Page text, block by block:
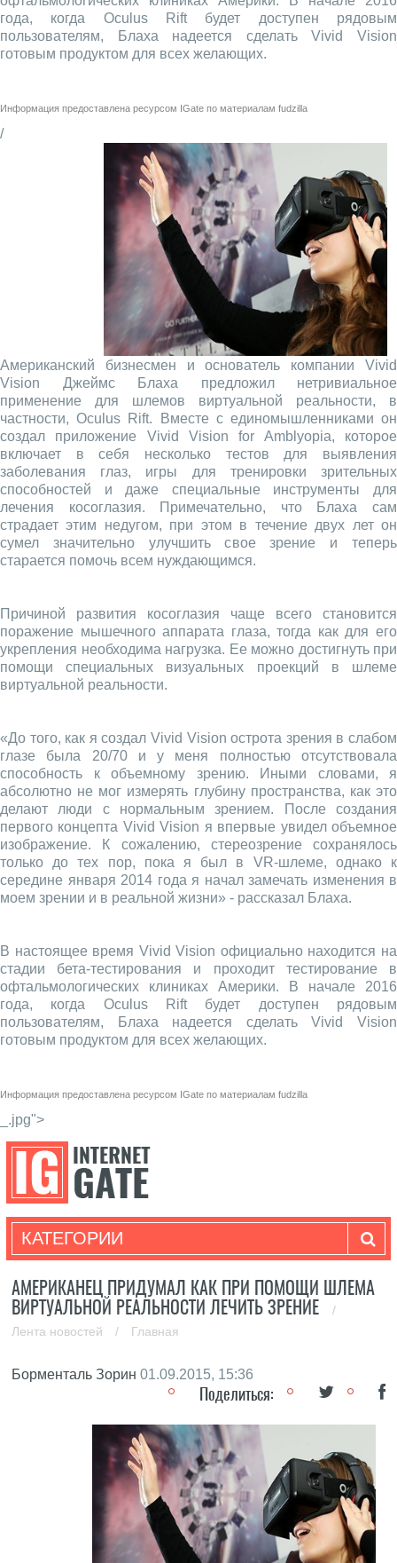
года, когда Oculus Rift будет доступен рядовым
пользователям, Блаха надеется сделать Vivid Vision
готовым продуктом для всех желающих.
Информация предоставлена ресурсом IGate по материалам fudzilla
/
Американский бизнесмен и основатель компании Vivid
Vision Джеймс Блаха предложил нетривиальное
применение для шлемов виртуальной реальности, в
частности, Oculus Rift. Вместе с единомышленниками он
создал приложение Vivid Vision for Amblyopia, которое
включает в себя несколько тестов для выявления
заболевания глаз, игры для тренировки зрительных
способностей и даже специальные инструменты для
лечения косоглазия. Примечательно, что Блаха сам
страдает этим недугом, при этом в течение двух лет он
сумел значительно улучшить свое зрение и теперь
старается помочь всем нуждающимся.
Причиной развития косоглазия чаще всего становится
поражение мышечного аппарата глаза, тогда как для его
укрепления необходима нагрузка. Ее можно достигнуть при
помощи специальных визуальных проекций в шлеме
виртуальной реальности.
«До того, как я создал Vivid Vision острота зрения в слабом
глазе была 20/70 и у меня полностью отсутствовала
способность к объемному зрению. Иными словами, я
абсолютно не мог измерять глубину пространства, как это
делают люди с нормальным зрением. После создания
первого концепта Vivid Vision я впервые увидел объемное
изображение. К сожалению, стереозрение сохранялось
только до тех пор, пока я был в VR-шлеме, однако к
середине января 2014 года я начал замечать изменения в
моем зрении и в реальной жизни» - рассказал Блаха.
В настоящее время Vivid Vision официально находится на
стадии бета-тестирования и проходит тестирование в
офтальмологических клиниках Америки. В начале 2016
года, когда Oculus Rift будет доступен рядовым
пользователям, Блаха надеется сделать Vivid Vision
готовым продуктом для всех желающих.
Информация предоставлена ресурсом IGate по материалам fudzilla
_.jpg">
КАТЕГОРИИ
АМЕРИКАНЕЦ ПРИДУМАЛ КАК ПРИ ПОМОЩИ ШЛЕМА
ВИРТУАЛЬНОЙ РЕАЛЬНОСТИ ЛЕЧИТЬ ЗРЕНИЕ
/
Лента новостей
/ Главная
Борменталь Зорин 01.09.2015, 15:36
Поделиться: